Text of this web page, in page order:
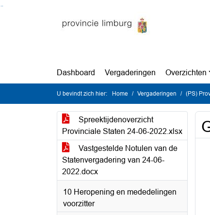
Dashboard Vergaderingen Overzichten
U bevindt zich hier: Home Vergaderingen (PS)
Spreektijdenoverzicht
Provinciale Staten 24-06-2022.xlsx
Vastgestelde Notulen van de
Statenvergadering van 24-06-
2022.docx
10 Heropening en mededelingen
voorzitter